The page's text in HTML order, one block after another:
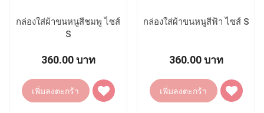
กล่องใส่ผ้าขนหนูสีชมพู ไซส์
S
360.00 บาท
เพิ่มลงตะกร้า
เพิ่ม
ไป
กล่องใส่ผ้าขนหนูสีฟ้า ไซส์ S
360.00 บาท
เพิ่มลงตะกร้า
เพิ่ม
ไป